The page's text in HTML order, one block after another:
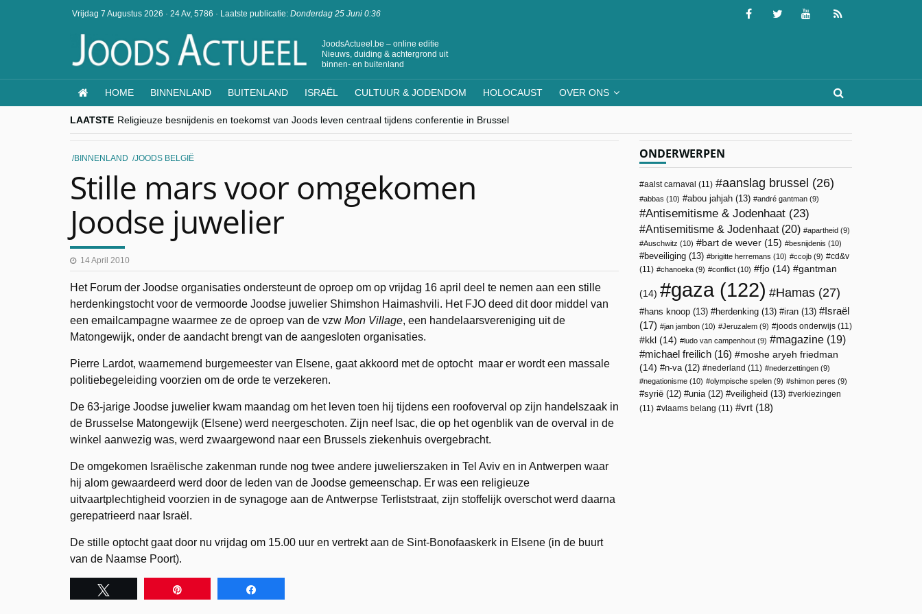
Vrijdag 7 Augustus 2026 · 24 Av, 5786 · Laatste publicatie: Donderdag 25 Juni 0:36
JoodsActueel.be – online editie
Nieuws, duiding & achtergrond uit
binnen- en buitenland
HOME BINNENLAND BUITENLAND ISRAËL CULTUUR & JODENDOM HOLOCAUST OVER ONS
LAATSTE Religieuze besnijdenis en toekomst van Joods leven centraal tijdens conferentie in Brussel
“Besnijdenisdebat toont hoe moeilijk seculiere Westen minderheden begrijpt”, Jinnih Beels (Vooruit)
CITYTRIP | ROEMENIË – Boekarest: de verrassing van Oost-Europa
“Vandaag zit elke Jood in België op de beklaagdenbank”
BINNENLAND JOODS BELGIË
Stille mars voor omgekomen
Joodse juwelier
14 April 2010
Het Forum der Joodse organisaties ondersteunt de oproep om op vrijdag 16 april deel te nemen aan een stille
herdenkingstocht voor de vermoorde Joodse juwelier Shimshon Haimashvili. Het FJO deed dit door middel van
een emailcampagne waarmee ze de oproep van de vzw Mon Village, een handelaarsvereniging uit de
Matongewijk, onder de aandacht brengt van de aangesloten organisaties.
Pierre Lardot, waarnemend burgemeester van Elsene, gaat akkoord met de optocht maar er wordt een massale
politiebegeleiding voorzien om de orde te verzekeren.
De 63-jarige Joodse juwelier kwam maandag om het leven toen hij tijdens een roofoverval op zijn handelszaak in
de Brusselse Matongewijk (Elsene) werd neergeschoten. Zijn neef Isac, die op het ogenblik van de overval in de
winkel aanwezig was, werd zwaargewond naar een Brussels ziekenhuis overgebracht.
De omgekomen Israëlische zakenman runde nog twee andere juwelierszaken in Tel Aviv en in Antwerpen waar
hij alom gewaardeerd werd door de leden van de Joodse gemeenschap. Er was een religieuze
uitvaartplechtigheid voorzien in de synagoge aan de Antwerpse Terliststraat, zijn stoffelijk overschot werd daarna
gerepatrieerd naar Israël.
De stille optocht gaat door nu vrijdag om 15.00 uur en vertrekt aan de Sint-Bonofaaskerk in Elsene (in de buurt
van de Naamse Poort).
ONDERWERPEN
aalst carnaval (11) aanslag brussel (26)
abbas (10) abou jahjah (13) andré gantman (9)
Antisemitisme & Jodenhaat (23)
Antisemitisme & Jodenhaat(20) apartheid (9)
Auschwitz (10) bart de wever (15) besnijdenis (10)
beveiliging (13) brigitte herremans (10) ccojb (9)
cd&v
(11)
chanoeka (9) conflict (10) fjo (14) gantman
(14) gaza(122) Hamas (27)
hans knoop (13) herdenking (13) iran (13)
Israël
(17)
jan jambon (10) Jeruzalem (9) joods onderwijs (11)
kkl (14) ludo van campenhout (9) magazine (19)
michael freilich (16)
moshe aryeh friedman
(14)
n-va(12) nederland (11) nederzettingen (9)
negationisme (10) olympische spelen (9) shimon peres (9)
syrië (12) unia(12) veiligheid (13)
verkiezingen
(11)
vlaams belang (11) vrt (18)